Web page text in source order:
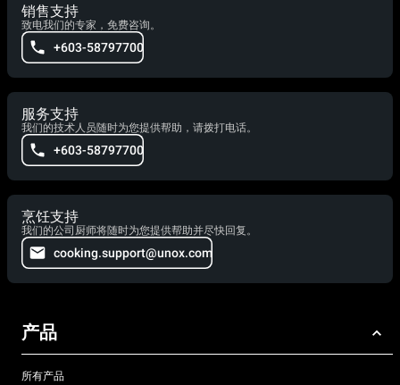
销售支持
致电我们的专家，免费咨询。
+603-58797700
服务支持
我们的技术人员随时为您提供帮助，请拨打电话。
+603-58797700
烹饪支持
我们的公司厨师将随时为您提供帮助并尽快回复。
cooking.support@unox.com
产品
所有产品